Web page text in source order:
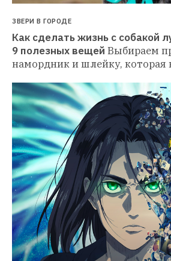
ЗВЕРИ В ГОРОДЕ
Как сделать жизнь с собакой
9 полезных вещей Выбираем
намордник и шлейку, которая